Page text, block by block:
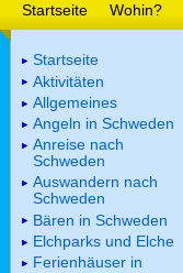
Startseite Wohin?
Startseite
Aktivitäten
Allgemeines
Angeln in Schweden
Anreise nach
Schweden
Auswandern nach
Schweden
Bären in Schweden
Elchparks und Elche
Ferienhäuser in